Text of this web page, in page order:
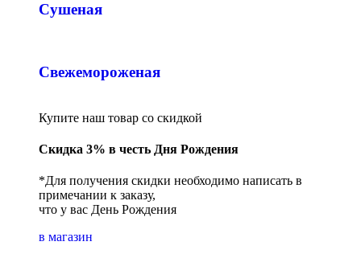
Сушеная
Свежемороженая
Купите наш товар со скидкой
Скидка 3% в честь Дня Рождения
*Для получения скидки необходимо написать в
примечании к заказу,
что у вас День Рождения
в магазин